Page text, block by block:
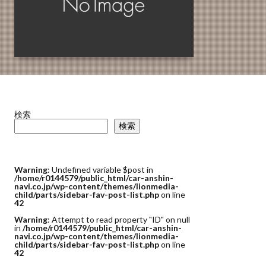
検索
検索
Warning: Undefined variable $post in
/home/r0144579/public_html/car-anshin-
navi.co.jp/wp-content/themes/lionmedia-
child/parts/sidebar-fav-post-list.phpon line
42
Warning: Attempt to read property "ID" on null
in /home/r0144579/public_html/car-anshin-
navi.co.jp/wp-content/themes/lionmedia-
child/parts/sidebar-fav-post-list.phpon line
42